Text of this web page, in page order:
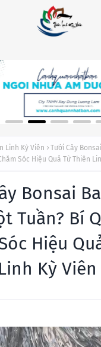
Linh Kỳ Viên
Tưới Cây
Sóc Hiệu Quả Từ Thiên
Bonsai
Tuần? Bí
Hiệu
Kỳ Viên